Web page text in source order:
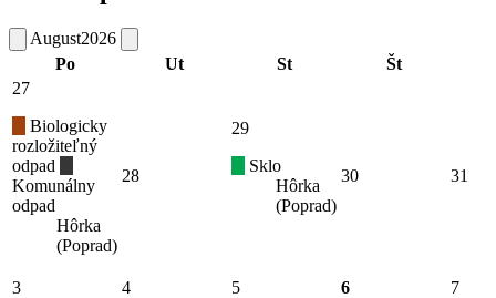
August2026
Po
Ut St Št
27
Biologicky
rozložiteľný
odpad
Komunálny
odpad
Hôrka
(Poprad)
28
29
Sklo
Hôrka
(Poprad)
30 31
3 4 5 6
7